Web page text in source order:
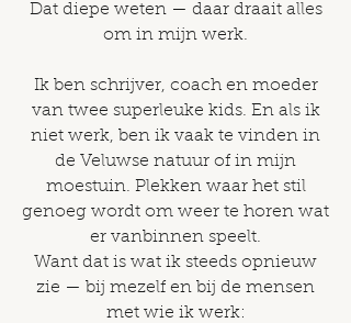
Dat diepe weten — daar draait alles
om in mijn werk.
Ik ben schrijver, coach en moeder
van twee superleuke kids. En als ik
niet werk, ben ik vaak te vinden in
de Veluwse natuur of in mijn
moestuin. Plekken waar het stil
genoeg wordt om weer te horen wat
er vanbinnen speelt.
Want dat is wat ik steeds opnieuw
zie — bij mezelf en bij de mensen
met wie ik werk: